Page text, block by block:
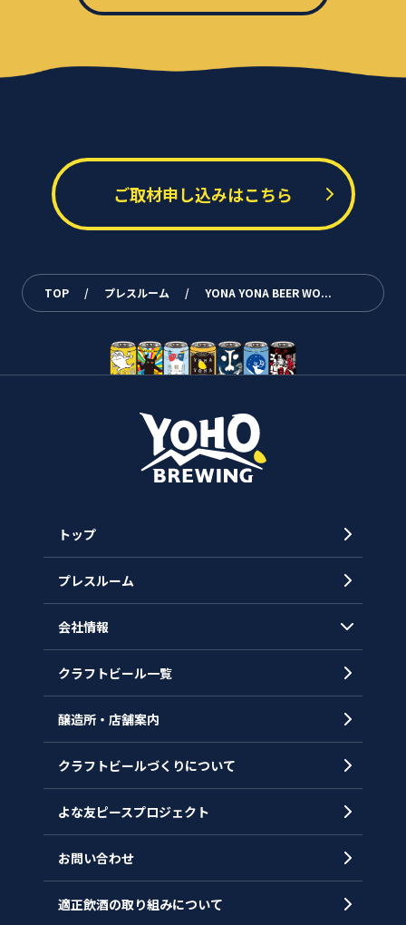
ご取材申し込みはこちら
TOP / プレスルーム / YONA YONA BEER WO...
トップ
プレスルーム
会社情報
会社概要
沿革
クラフトビール一覧
醸造所・店舗案内
クラフトビールづくりについて
よな友ピースプロジェクト
お問い合わせ
適正飲酒の取り組みについて